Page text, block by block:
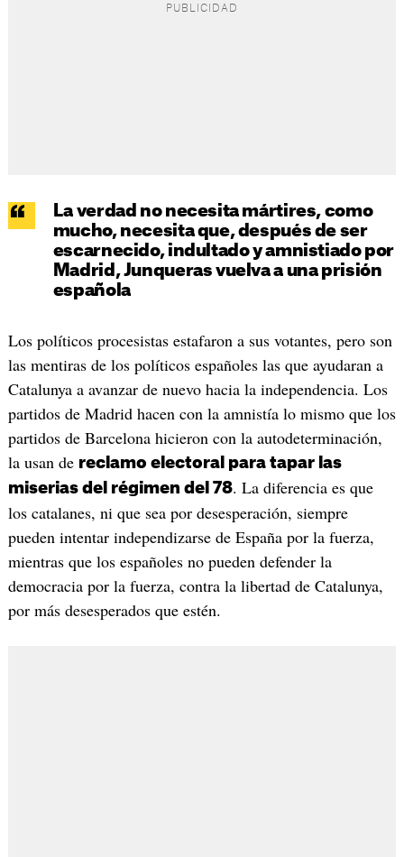
La verdad no necesita mártires, como
mucho, necesita que, después de ser
escarnecido, indultado y amnistiado por
Madrid, Junqueras vuelva a una prisión
española
Los políticos procesistas estafaron a sus votantes, pero son
las mentiras de los políticos españoles las que ayudaran a
Catalunya a avanzar de nuevo hacia la independencia. Los
partidos de Madrid hacen con la amnistía lo mismo que los
partidos de Barcelona hicieron con la autodeterminación,
la usan de reclamo electoral para tapar las
miserias del régimen del 78. La diferencia es que
los catalanes, ni que sea por desesperación, siempre
pueden intentar independizarse de España por la fuerza,
mientras que los españoles no pueden defender la
democracia por la fuerza, contra la libertad de Catalunya,
por más desesperados que estén.